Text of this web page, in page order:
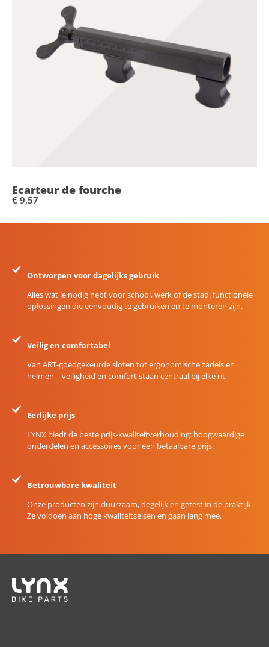
Ecarteur de fourche
€ 9,57
Ontworpen voor dagelijks gebruik
Alles wat je nodig hebt voor school, werk of de stad: functionele
oplossingen die eenvoudig te gebruiken en te monteren zijn.
Veilig en comfortabel
Van ART-goedgekeurde sloten tot ergonomische zadels en
helmen – veiligheid en comfort staan centraal bij elke rit.
Eerlijke prijs
LYNX biedt de beste prijs-kwaliteitverhouding: hoogwaardige
onderdelen en accessoires voor een betaalbare prijs.
Betrouwbare kwaliteit
Onze producten zijn duurzaam, degelijk en getest in de praktijk.
Ze voldoen aan hoge kwaliteitseisen en gaan lang mee.